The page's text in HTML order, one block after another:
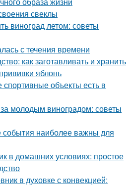
свеклы
виноград летом: советы
с течения времени
как заготавливать и хранить
яблонь
объекты есть в
молодым виноградом: советы
события наиболее важны для
в домашних условиях: простое
в духовке с конвекцией: